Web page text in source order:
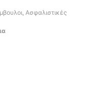
Ασφαλιστικές